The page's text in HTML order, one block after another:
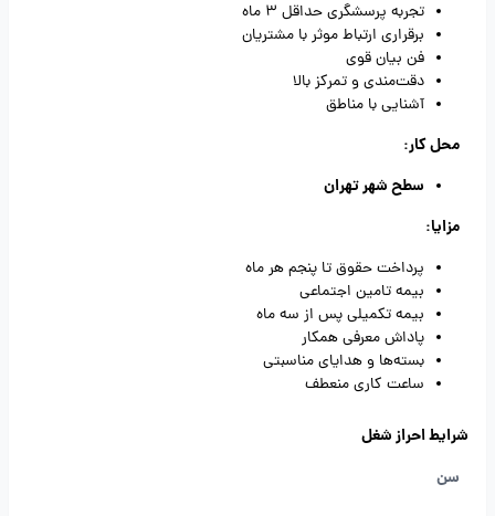
تجربه پرسشگری حداقل 3 ماه
برقراری ارتباط موثر با مشتریان
فن بیان قوی
دقت‌مندی و تمرکز بالا
آشنایی با مناطق
محل کار:
سطح شهر تهران
مزایا:
پرداخت حقوق تا پنجم هر ماه
بیمه تامین اجتماعی
بیمه تکمیلی پس از سه ماه
پاداش معرفی همکار
بسته‌ها و هدایای مناسبتی
ساعت کاری منعطف
شرایط احراز شغل
سن